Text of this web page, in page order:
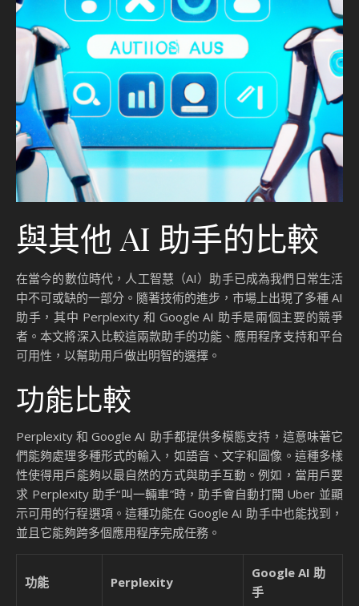
與其他 AI 助手的比較
在當今的數位時代，人工智慧（AI）助手已成為我們日常生活
中不可或缺的一部分。隨著技術的進步，市場上出現了多種 AI
助手，其中 Perplexity 和 Google AI 助手是兩個主要的競爭
者。本文將深入比較這兩款助手的功能、應用程序支持和平台
可用性，以幫助用戶做出明智的選擇。
功能比較
Perplexity 和 Google AI 助手都提供多模態支持，這意味著它
們能夠處理多種形式的輸入，如語音、文字和圖像。這種多樣
性使得用戶能夠以最自然的方式與助手互動。例如，當用戶要
求 Perplexity 助手“叫一輛車”時，助手會自動打開 Uber 並顯
示可用的行程選項。這種功能在 Google AI 助手中也能找到，
並且它能夠跨多個應用程序完成任務。
功能 Perplexity
Google AI 助
手